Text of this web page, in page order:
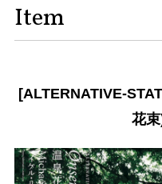
Item
[ALTERNATIVE-
花